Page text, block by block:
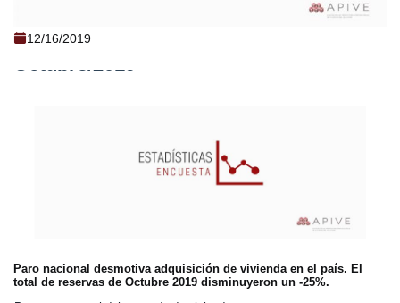
12/16/2019
Cifras del Sector Inmobiliario:
Octubre/2019
Paro nacional desmotiva adquisición de vivienda en el país. El
total de reservas de Octubre 2019 disminuyeron un -25%.